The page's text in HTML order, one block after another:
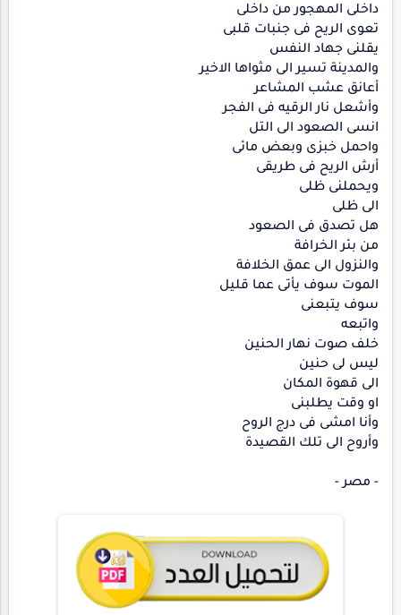
داخلى المهجور من داخلى
تعوى الريح فى جنبات قلبى
يقلنى جهاد النفس
والمدينة تسير الى مثواها الاخير
أعانق عشب المشاعر
وأشعل نار الرقيه فى الفجر
انسى الصعود الى التل
واحمل خبزى وبعض مائى
أرش الريح فى طريقى
ويحملنى ظلى
الى ظلى
هل تصدق فى الصعود
من بئر الخرافة
والنزول الى عمق الخلافة
الموت سوف يأتى عما قليل
سوف يتبعنى
واتبعه
خلف صوت نهار الحنين
ليس لى حنين
الى قهوة المكان
او وقت يطلبنى
وأنا امشى فى درج الروح
وأروح الى تلك القصيدة
- مصر -